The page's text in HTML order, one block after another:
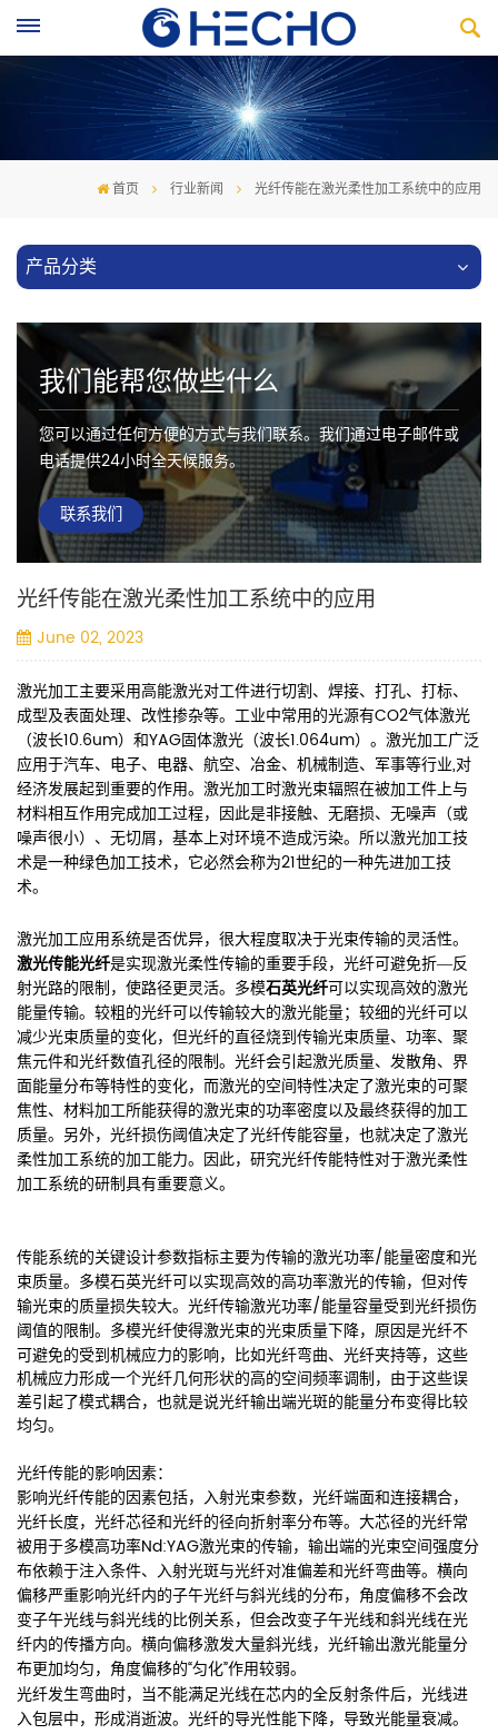
首页 行业新闻 光纤传能在激光柔性加工系统中的应用
产品分类
我们能帮您做些什么
您可以通过任何方便的方式与我们联系。我们通过电子邮件或
电话提供24小时全天候服务。
联系我们
光纤传能在激光柔性加工系统中的应用
June 02, 2023
激光加工主要采用高能激光对工件进行切割、焊接、打孔、打标、
成型及表面处理、改性掺杂等。工业中常用的光源有CO2气体激光
（波长10.6um）和YAG固体激光（波长1.064um）。激光加工广泛
应用于汽车、电子、电器、航空、冶金、机械制造、军事等行业,对
经济发展起到重要的作用。激光加工时激光束辐照在被加工件上与
材料相互作用完成加工过程，因此是非接触、无磨损、无噪声（或
噪声很小）、无切屑，基本上对环境不造成污染。所以激光加工技
术是一种绿色加工技术，它必然会称为21世纪的一种先进加工技
术。
激光加工应用系统是否优异，很大程度取决于光束传输的灵活性。
激光传能光纤是实现激光柔性传输的重要手段，光纤可避免折—反
射光路的限制，使路径更灵活。多模石英光纤可以实现高效的激光
能量传输。较粗的光纤可以传输较大的激光能量；较细的光纤可以
减少光束质量的变化，但光纤的直径烧到传输光束质量、功率、聚
焦元件和光纤数值孔径的限制。光纤会引起激光质量、发散角、界
面能量分布等特性的变化，而激光的空间特性决定了激光束的可聚
焦性、材料加工所能获得的激光束的功率密度以及最终获得的加工
质量。另外，光纤损伤阈值决定了光纤传能容量，也就决定了激光
柔性加工系统的加工能力。因此，研究光纤传能特性对于激光柔性
加工系统的研制具有重要意义。
传能系统的关键设计参数指标主要为传输的激光功率/能量密度和光
束质量。多模石英光纤可以实现高效的高功率激光的传输，但对传
输光束的质量损失较大。光纤传输激光功率/能量容量受到光纤损伤
阈值的限制。 多模光纤使得激光束的光束质量下降，原因是光纤不
可避免的受到机械应力的影响，比如光纤弯曲、光纤夹持等，这些
机械应力形成一个光纤几何形状的高的空间频率调制，由于这些误
差引起了模式耦合，也就是说光纤输出端光斑的能量分布变得比较
均匀。
光纤传能的影响因素：
影响光纤传能的因素包括，入射光束参数，光纤端面和连接耦合，
光纤长度，光纤芯径和光纤的径向折射率分布等。大芯径的光纤常
被用于多模高功率Nd:YAG激光束的传输，输出端的光束空间强度分
布依赖于注入条件、入射光斑与光纤对准偏差和光纤弯曲等。横向
偏移严重影响光纤内的子午光纤与斜光线的分布，角度偏移不会改
变子午光线与斜光线的比例关系，但会改变子午光线和斜光线在光
纤内的传播方向。横向偏移激发大量斜光线，光纤输出激光能量分
布更加均匀，角度偏移的“匀化”作用较弱。
光纤发生弯曲时，当不能满足光线在芯内的全反射条件后，光线进
入包层中，形成消逝波。光纤的导光性能下降，导致光能量衰减。